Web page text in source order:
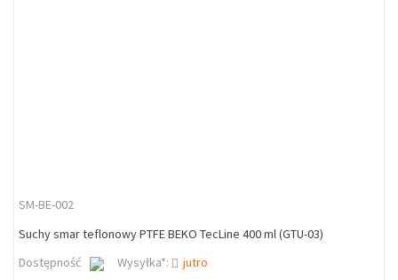
SM-BE-002
Suchy smar teflonowy PTFE BEKO TecLine 400 ml (GTU-03)
Dostępność
Wysyłka*: jutro